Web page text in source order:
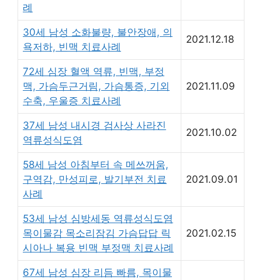
례
30세 남성 소화불량, 불안장애, 의
욕저하, 빈맥 치료사례
2021.12.18
72세 심장 혈액 역류, 빈맥, 부정
맥, 가슴두근거림, 가슴통증, 기외
수축, 우울증 치료사례
2021.11.09
37세 남성 내시경 검사상 사라진
역류성식도염
2021.10.02
58세 남성 아침부터 속 메쓰꺼움,
구역감, 만성피로, 발기부전 치료
사례
2021.09.01
53세 남성 심방세동 역류성식도염
목이물감 목소리잠김 가슴답답 릭
시아나 복용 빈맥 부정맥 치료사례
2021.02.15
67세 남성 심장 리듬 빠름, 목이물